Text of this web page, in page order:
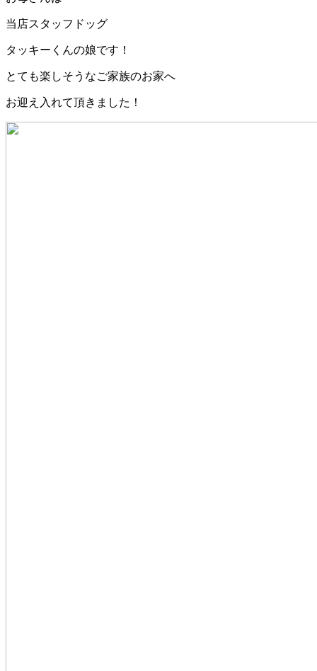
当店スタッフドッグ
タッキーくんの娘です！
とても楽しそうなご家族のお家へ
お迎え入れて頂きました！